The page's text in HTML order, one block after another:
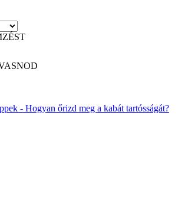
- Hogyan őrizd meg a kabát tartósságát?